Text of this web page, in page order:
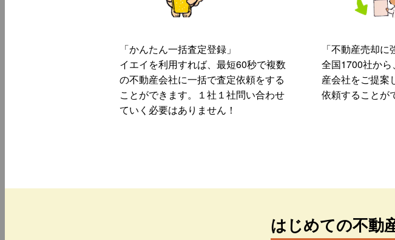
「かんたん一括査定登録」
イエイを利用すれば、最短60秒で複数
の不動産会社に一括で査定依頼をする
ことができます。１社１社問い合わせ
ていく必要はありません！
「不動産売却に
全国1700社か
産会社をご提案
依頼することが
はじめての不動